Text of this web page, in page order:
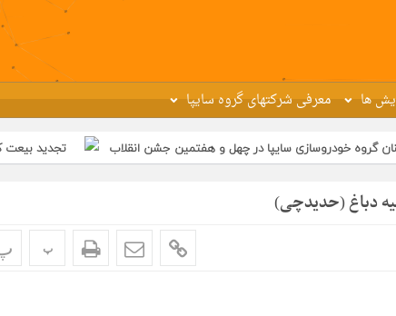
ها معرفی شرکتهای گروه سایپا
سایپا در چهل و هفتمین جشن انقلاب تجدید بیعت کارکنان شرکت پارس
دباغ (حدیدچی)
پ